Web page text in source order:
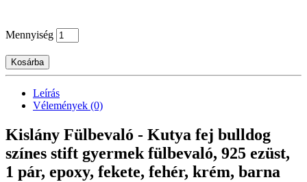
Mennyiség
Kosárba
Leírás
Vélemények (0)
Kislány Fülbevaló - Kutya fej bulldog
színes stift gyermek fülbevaló, 925 ezüst,
1 pár, epoxy, fekete, fehér, krém, barna